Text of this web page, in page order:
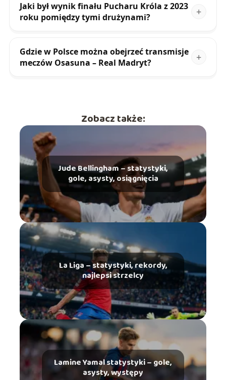
Jaki był wynik finału Pucharu Króla z 2023
roku pomiędzy tymi drużynami?
Gdzie w Polsce można obejrzeć transmisje
meczów Osasuna – Real Madryt?
Zobacz także:
Jude Bellingham – statystyki,
gole, asysty, osiągnięcia
La Liga – statystyki, rekordy,
najlepsi strzelcy
Lamine Yamal statystyki – gole,
asysty, występy